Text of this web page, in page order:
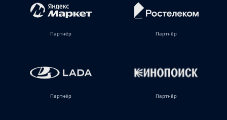
Партнёр Партнёр
Партнёр Партнёр